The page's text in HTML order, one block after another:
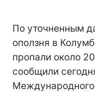
По уточненным
оползня в
пропали около
сообщили
Международного